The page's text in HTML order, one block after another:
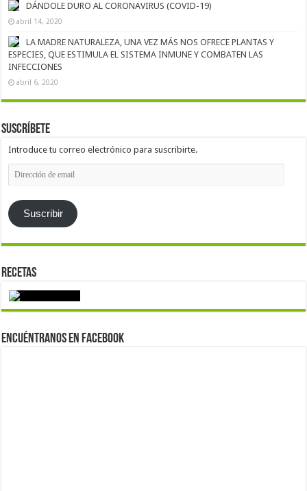
DÁNDOLE DURO AL CORONAVIRUS (COVID-19)
abril 14, 2020
LA MADRE NATURALEZA, UNA VEZ MÁS NOS OFRECE PLANTAS Y
ESPECIES, QUE ESTIMULA EL SISTEMA INMUNE Y COMBATEN LAS
INFECCIONES
abril 6, 2020
Suscríbete
Introduce tu correo electrónico para suscribirte.
Dirección
de
Suscribir
Recetas
Encuéntranos en Facebook